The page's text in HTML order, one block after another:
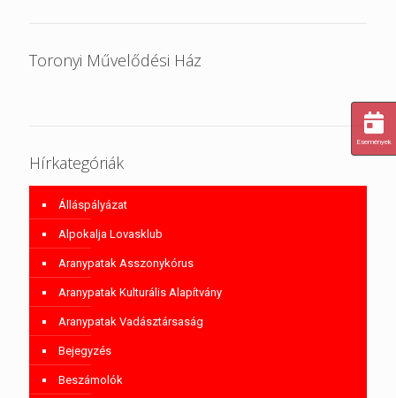
Toronyi Művelődési Ház
Hírkategóriák
Álláspályázat
Alpokalja Lovasklub
Aranypatak Asszonykórus
Aranypatak Kulturális Alapítvány
Aranypatak Vadásztársaság
Bejegyzés
Beszámolók
Események